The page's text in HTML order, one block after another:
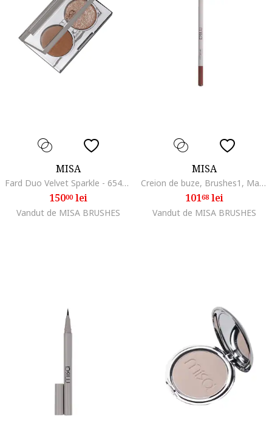
MISA
Fard Duo Velvet Sparkle - 65487, Galben
15000lei
Vandut de MISA BRUSHES
MISA
Creion de buze, Brushes1, Maro deschis
10168lei
Vandut de MISA BRUSHES